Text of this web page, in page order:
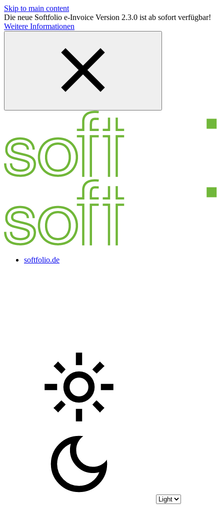
Skip to main content
Die neue Softfolio e-Invoice Version 2.3.0 ist ab sofort verfügbar!
Weitere Informationen
softfolio.de